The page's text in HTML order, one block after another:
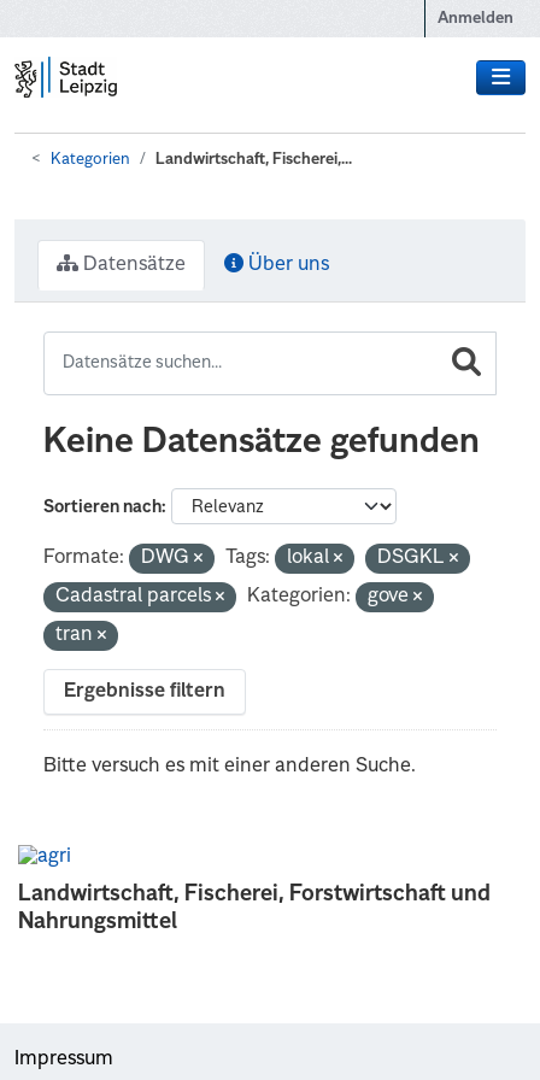
Anmelden
Kategorien Landwirtschaft, Fischerei,...
Landwirtschaft, Fischerei, Forstwirtschaft und
Nahrungsmittel
Datensätze Über uns
Keine Datensätze gefunden
Sortieren nach
Formate: DWG Tags: lokal
DSGKL
Cadastral parcels
Kategorien:
gove
tran
Ergebnisse filtern
Bitte versuch es mit einer anderen Suche.
Impressum